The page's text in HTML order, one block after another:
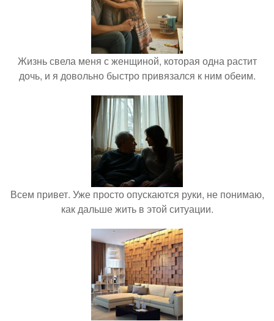
Жизнь свела меня с женщиной, которая одна растит
дочь, и я довольно быстро привязался к ним обеим.
Всем привет. Уже просто опускаются руки, не понимаю,
как дальше жить в этой ситуации.